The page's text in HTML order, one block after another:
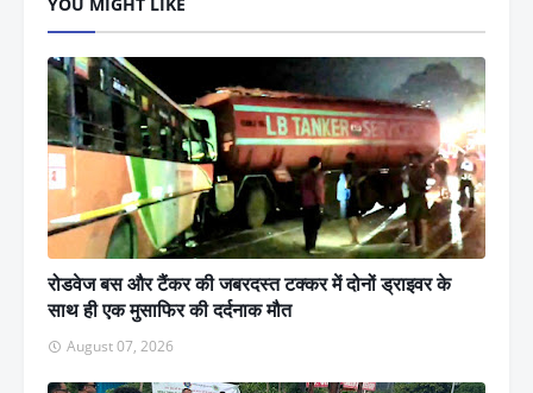
रोडवेज बस और टैंकर की जबरदस्त टक्कर में दोनों ड्राइवर के
साथ ही एक मुसाफिर की दर्दनाक मौत
August 07, 2026